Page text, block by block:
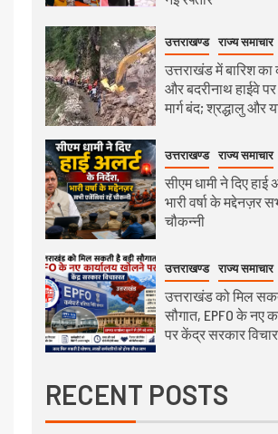
उत्तराखण्ड राज्य समाचार
उत्तराखंड में बारिश
और बदरीनाथ हाईवे
मार्ग बंद; श्रद्धालु और
उत्तराखण्ड राज्य समाचार
सीएम धामी ने दिए हाई
भारी वर्षा के मद्देनज़र
चौकन्नी
उत्तराखण्ड राज्य समाचार
उत्तराखंड को मिल
सौगात, EPFO के नए
पर केंद्र सरकार
RECENT POSTS